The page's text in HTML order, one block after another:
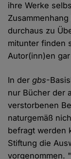
ihre Werke
durchaus zu
mitunter finden
Autor(inn)en
In dergbs-
nur Bücher der
verstorbenen
naturgemäß
befragt werden
Stiftung die
vorgenommen.